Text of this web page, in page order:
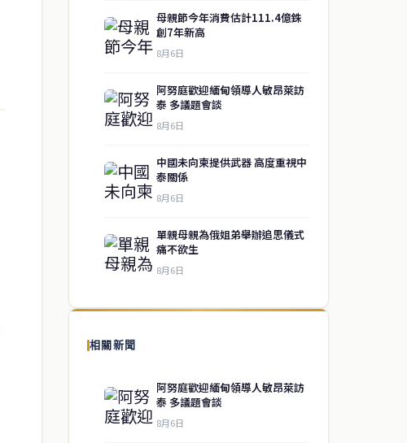
母親節今年消費估計111.4億銖
創7年新高
8月6日
阿努庭歡迎緬甸領導人敏昂萊訪
泰 多議題會談
8月6日
中國未向柬提供武器 高度重視中
泰關係
8月6日
單親母親為俄姐弟舉辦追思儀式
痛不欲生
8月6日
相關新聞
阿努庭歡迎緬甸領導人敏昂萊訪
泰 多議題會談
8月6日